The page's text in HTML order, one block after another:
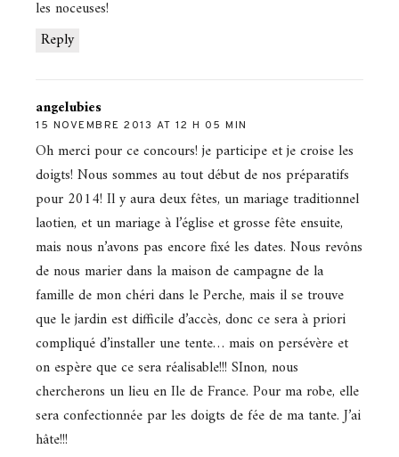
Reply
les noceuses!
angelubies
15 NOVEMBRE 2013 AT 12 H 05 MIN
Oh merci pour ce concours! je participe et je croise les
doigts! Nous sommes au tout début de nos préparatifs
pour 2014! Il y aura deux fêtes, un mariage traditionnel
laotien, et un mariage à l’église et grosse fête ensuite,
mais nous n’avons pas encore fixé les dates. Nous revôns
de nous marier dans la maison de campagne de la
famille de mon chéri dans le Perche, mais il se trouve
que le jardin est difficile d’accès, donc ce sera à priori
compliqué d’installer une tente… mais on persévère et
on espère que ce sera réalisable!!! SInon, nous
chercherons un lieu en Ile de France. Pour ma robe, elle
sera confectionnée par les doigts de fée de ma tante. J’ai
hâte!!!